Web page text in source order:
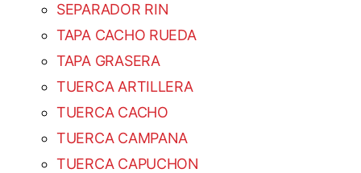
SEPARADOR RIN
TAPA CACHO RUEDA
TAPA GRASERA
TUERCA ARTILLERA
TUERCA CACHO
TUERCA CAMPANA
TUERCA CAPUCHON